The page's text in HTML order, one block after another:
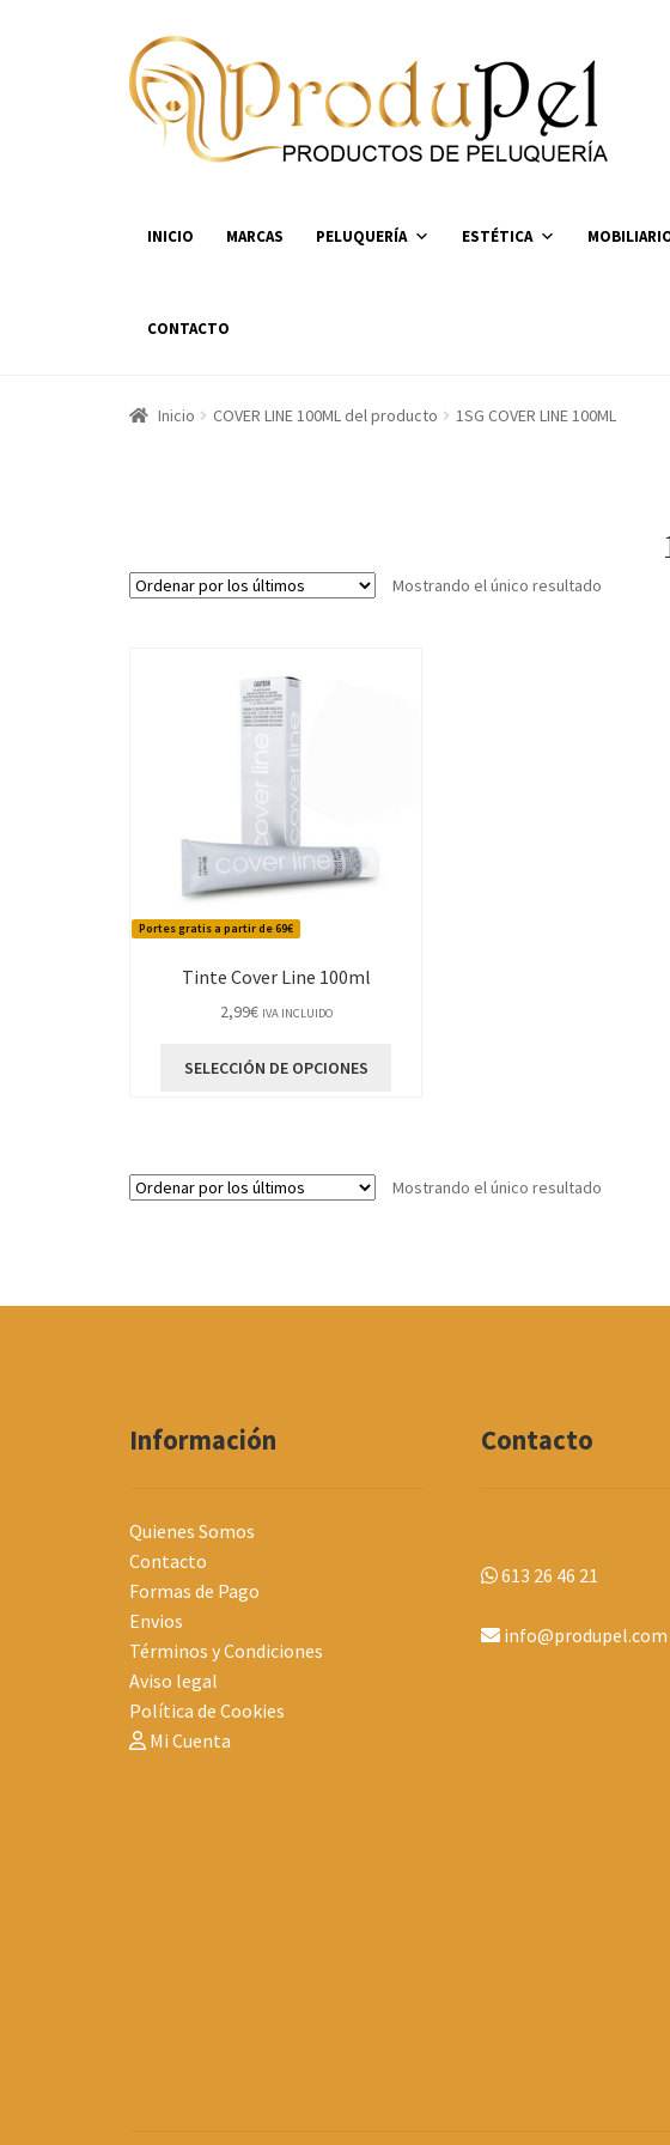
Ir
a
la
navegación
Ir
al
contenido
INICIO MARCAS PELUQUERÍA ESTÉTICA
CONTACTO
Inicio COVER LINE 100ML del producto 1SG COVER LINE 100ML
Mostrando el único resultado
Portes gratis a partir de 69€
Tinte Cover Line 100ml
2,99€ IVA INCLUIDO
SELECCIÓN DE OPCIONES
Las
Mostrando el único resultado
Información
Quienes Somos
Contacto
Formas de Pago
Envios
Términos y Condiciones
Aviso legal
Política de Cookies
Mi Cuenta
Contacto
613 26 46 21
info@produpel.com